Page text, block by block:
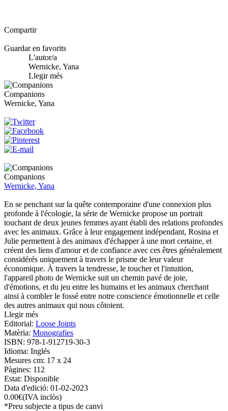
Compartir
Guardar en favorits
L'autor/a
Wernicke, Yana
Llegir més
Companions
Wernicke, Yana
Companions
Wernicke, Yana
En se penchant sur la quête contemporaine d'une connexion plus
profonde à l'écologie, la série de Wernicke propose un portrait
touchant de deux jeunes femmes ayant établi des relations profondes
avec les animaux. Grâce à leur engagement indépendant, Rosina et
Julie permettent à des animaux d'échapper à une mort certaine, et
créent des liens d'amour et de confiance avec ces êtres généralement
considérés uniquement à travers le prisme de leur valeur
économique. À travers la tendresse, le toucher et l'intuition,
l'appareil photo de Wernicke suit un chemin pavé de joie,
d'émotions, et du jeu entre les humains et les animaux cherchant
ainsi à combler le fossé entre notre conscience émotionnelle et celle
des autres animaux qui nous côtoient.
Llegir més
Editorial: Loose Joints
Matèria: Monografies
ISBN: 978-1-912719-30-3
Idioma: Inglés
Mesures cm: 17 x 24
Pàgines: 112
Estat: Disponible
Data d'edició: 01-02-2023
0.00€(IVA inclòs)
*Preu subjecte a tipus de canvi